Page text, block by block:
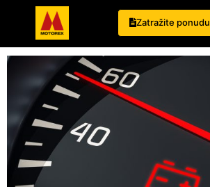
Zatražite ponudu